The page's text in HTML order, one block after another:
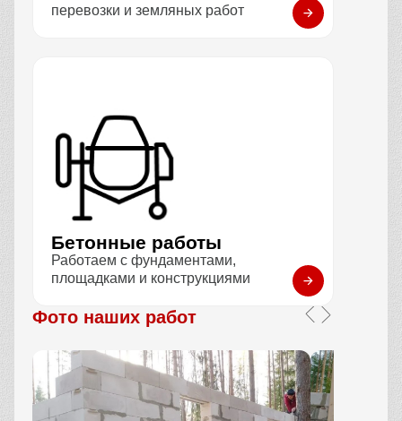
перевозки и земляных работ
Бетонные работы
Работаем с фундаментами,
площадками и конструкциями
Фото наших работ